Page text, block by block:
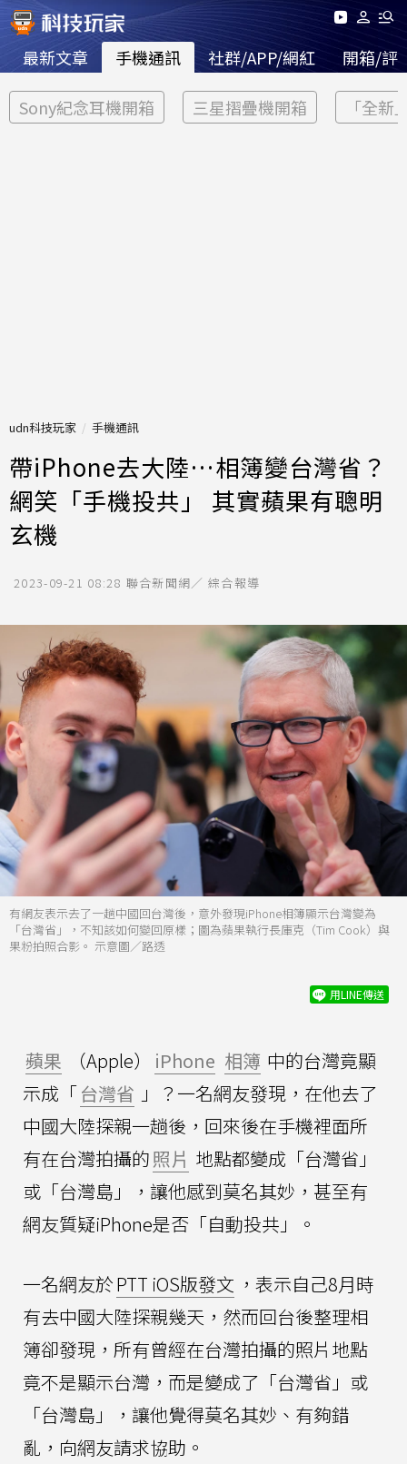
最新文章 手機通訊 社群/APP/網紅 開箱/評
Sony紀念耳機開箱 三星摺疊機開箱 「全新
udn科技玩家 手機通訊
帶iPhone去大陸…相簿變台灣省？
網笑「手機投共」 其實蘋果有聰明
玄機
2023-09-21 08:28 聯合新聞網／ 綜合報導
有網友表示去了一趟中國回台灣後，意外發現iPhone相簿顯示台灣變為
「台灣省」，不知該如何變回原樣；圖為蘋果執行長庫克（Tim Cook）與
果粉拍照合影。 示意圖／路透
用LINE傳送
蘋果 （Apple） iPhone 相簿 中的台灣竟顯
示成「台灣省 」？一名網友發現，在他去了
中國大陸探親一趟後，回來後在手機裡面所
有在台灣拍攝的照片 地點都變成「台灣省」
或「台灣島」，讓他感到莫名其妙，甚至有
網友質疑iPhone是否「自動投共」。
一名網友於PTT iOS版發文 ，表示自己8月時
有去中國大陸探親幾天，然而回台後整理相
簿卻發現，所有曾經在台灣拍攝的照片地點
竟不是顯示台灣，而是變成了「台灣省」或
「台灣島」，讓他覺得莫名其妙、有夠錯
亂，向網友請求協助。